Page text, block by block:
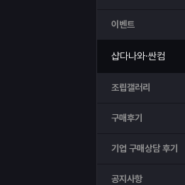
이벤트
샵다나와·싼컴
조립갤러리
구매후기
기업 구매상담 후기
공지사항